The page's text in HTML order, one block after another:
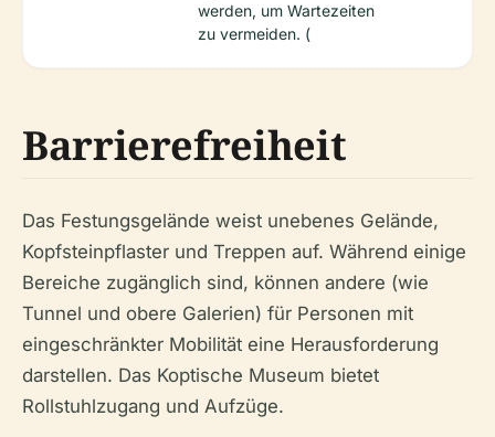
werden, um Wartezeiten
zu vermeiden. (
Barrierefreiheit
Das Festungsgelände weist unebenes Gelände,
Kopfsteinpflaster und Treppen auf. Während einige
Bereiche zugänglich sind, können andere (wie
Tunnel und obere Galerien) für Personen mit
eingeschränkter Mobilität eine Herausforderung
darstellen. Das Koptische Museum bietet
Rollstuhlzugang und Aufzüge.